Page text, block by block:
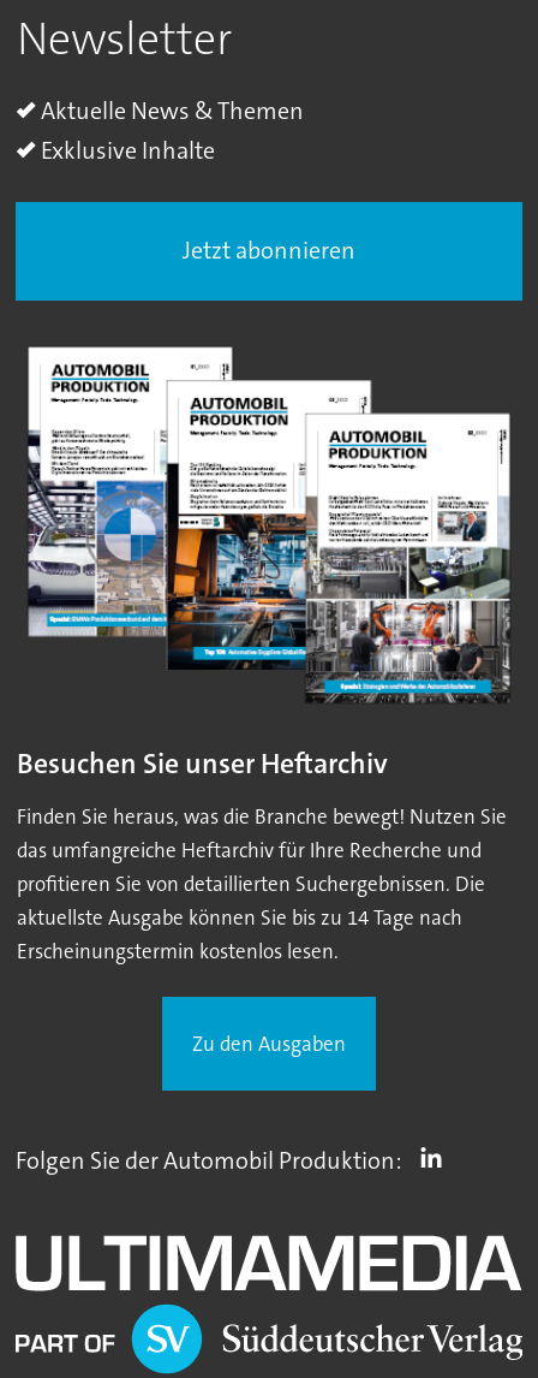
Newsletter
Aktuelle News & Themen
Exklusive Inhalte
Jetzt abonnieren
Besuchen Sie unser Heftarchiv
Finden Sie heraus, was die Branche bewegt! Nutzen Sie
das umfangreiche Heftarchiv für Ihre Recherche und
profitieren Sie von detaillierten Suchergebnissen. Die
aktuellste Ausgabe können Sie bis zu 14 Tage nach
Erscheinungstermin kostenlos lesen.
Zu den Ausgaben
Folgen Sie der Automobil Produktion: